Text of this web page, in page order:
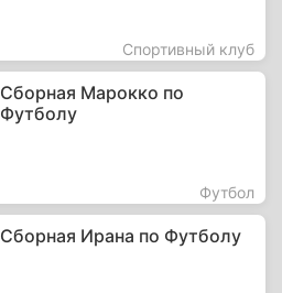
Спортивный клуб
Сборная Марокко по
Футболу
Футбол
Сборная Ирана по Футболу